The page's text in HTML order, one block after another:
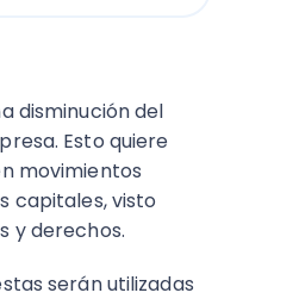
disminución del
Esto quiere
movimientos
capitales, visto
y derechos.
serán utilizadas